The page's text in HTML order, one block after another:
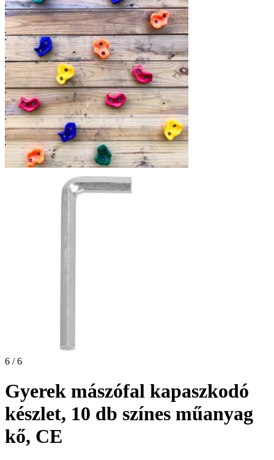
6 / 6
Gyerek mászófal kapaszkodó
készlet, 10 db színes műanyag
kő, CE